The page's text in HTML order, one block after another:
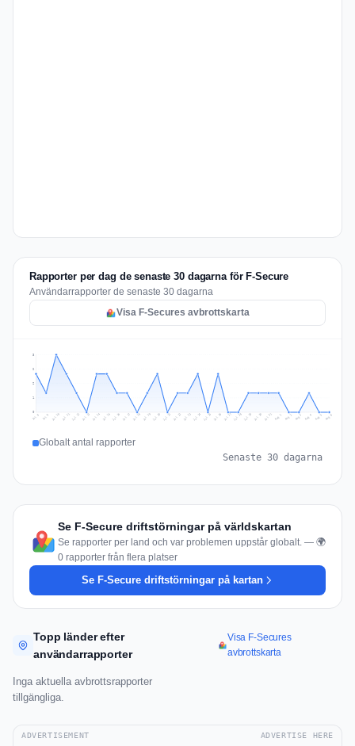
Rapporter per dag de senaste 30 dagarna för F-Secure
Användarrapporter de senaste 30 dagarna
Visa F-Secures avbrottskarta
1
2
2
3
Jul 8 Jul 9 Jul 10 Jul 11 Jul 12 Jul 13 Jul 14 Jul 15 Jul 16 Jul 17 Jul 18 Jul 19 Jul 20 Jul 21 Jul 22 Jul 23 Jul 24 Jul 25 Jul 26 Jul 27 Jul 28 Jul 29 Jul 30 Jul 31 Aug 1 Aug 2 Aug 3 Aug 4 Aug 5 Aug 6
Globalt antal rapporter
Senaste 30 dagarna
Se F-Secure driftstörningar på världskartan
Se rapporter per land och var problemen uppstår globalt. — 🌍
0 rapporter från flera platser
Se F-Secure driftstörningar på kartan
Topp länder efter
användarrapporter
Visa F-Secures
avbrottskarta
Inga aktuella avbrottsrapporter
tillgängliga.
ADVERTISEMENT ADVERTISE HERE